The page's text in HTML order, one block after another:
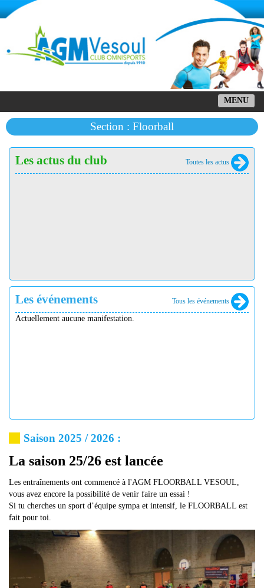
MENU
Section : Floorball
Les actus du club Toutes les actus
Les événements Tous les événements
Actuellement aucune manifestation.
Saison 2025 / 2026 :
La saison 25/26 est lancée
Les entraînements ont commencé à l'AGM FLOORBALL VESOUL,
vous avez encore la possibilité de venir faire un essai !
Si tu cherches un sport d’équipe sympa et intensif, le FLOORBALL est
fait pour toi.